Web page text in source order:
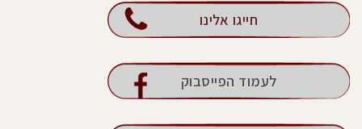
חייגו אלינו
לעמוד הפייסבוק